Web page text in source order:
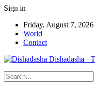
Sign in
Friday, August 7, 2026
World
Contact
Dishadasha -